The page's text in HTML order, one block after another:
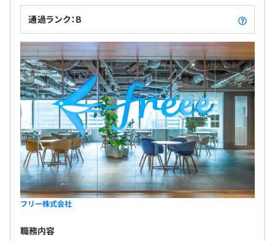
通過ランク：B
フリー株式会社
職務内容